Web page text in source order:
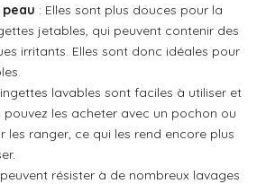
: Elles sont plus douces pour la
jetables, qui peuvent contenir des
irritants. Elles sont donc idéales pour
lavables sont faciles à utiliser et
pouvez les acheter avec un pochon ou
les ranger, ce qui les rend encore plus
peuvent résister à de nombreux lavages